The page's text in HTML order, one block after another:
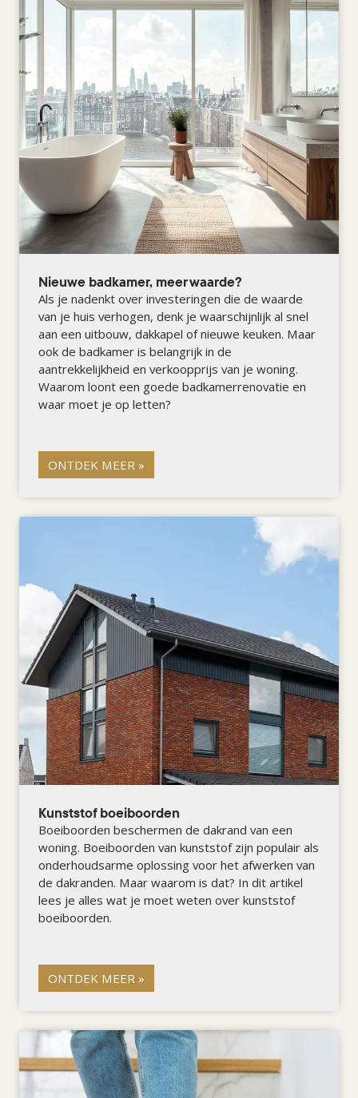
Nieuwe badkamer, meer waarde?
Als je nadenkt over investeringen die de waarde
van je huis verhogen, denk je waarschijnlijk al snel
aan een uitbouw, dakkapel of nieuwe keuken. Maar
ook de badkamer is belangrijk in de
aantrekkelijkheid en verkoopprijs van je woning.
Waarom loont een goede badkamerrenovatie en
waar moet je op letten?
ONTDEK MEER »
Kunststof boeiboorden
Boeiboorden beschermen de dakrand van een
woning. Boeiboorden van kunststof zijn populair als
onderhoudsarme oplossing voor het afwerken van
de dakranden. Maar waarom is dat? In dit artikel
lees je alles wat je moet weten over kunststof
boeiboorden.
ONTDEK MEER »